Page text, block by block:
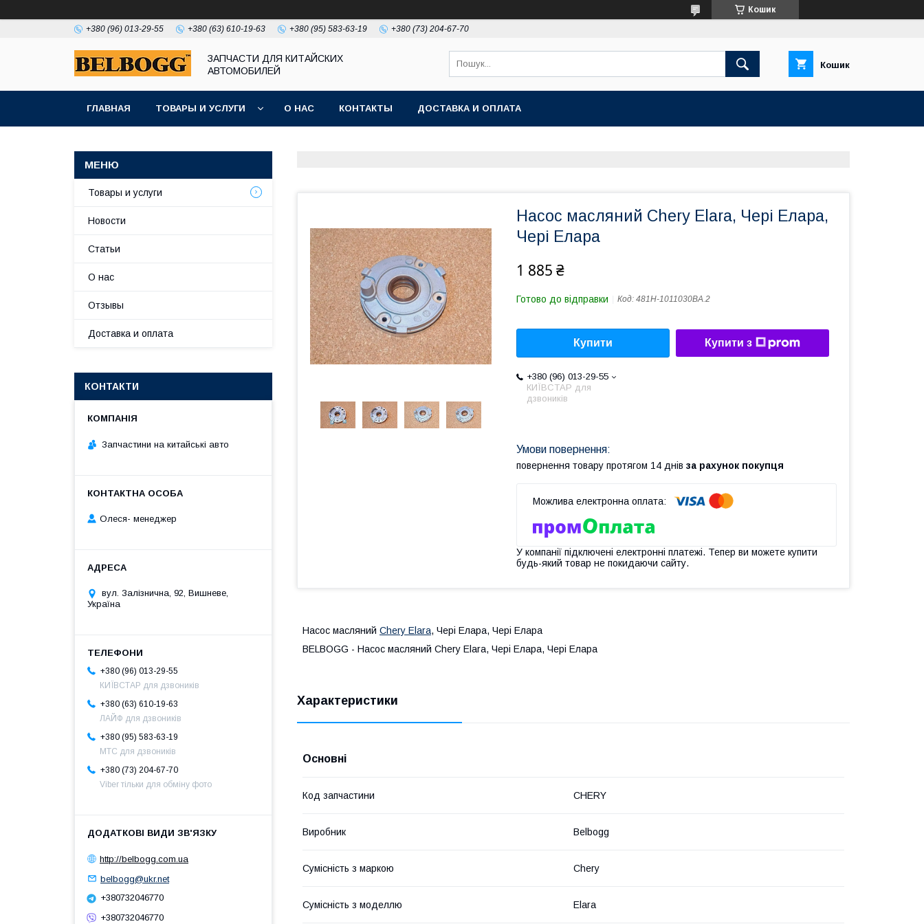
Кошик
+380 (96) 013-29-55 +380 (63) 610-19-63 +380 (95) 583-63-19 +380 (73) 204-67-70
ЗАПЧАСТИ ДЛЯ КИТАЙСКИХ
АВТОМОБИЛЕЙ
Кошик
ГЛАВНАЯ ТОВАРЫ И УСЛУГИ О НАС КОНТАКТЫ ДОСТАВКА И ОПЛАТА
Насос масляний Chery Elara, Чері Елара,
Чері Елара
1 885 ₴
Готово до відправки Код: 481H-1011030BA.2
Купити Купити з
+380 (96) 013-29-55
КИЇВСТАР для
дзвоників
повернення товару протягом 14 днів за рахунок покупця
У компанії підключені електронні платежі. Тепер ви можете купити
будь-який товар не покидаючи сайту.
Насос масляний Chery Elara, Чері Елара, Чері Елара
BELBOGG - Насос масляний Chery Elara, Чері Елара, Чері Елара
Характеристики
Основні
Код запчастини CHERY
Виробник Belbogg
Сумісність з маркою Chery
Сумісність з моделлю Elara
Товары и услуги
Новости
Статьи
О нас
Отзывы
Доставка и оплата
КОНТАКТИ
Запчастини на китайські авто
Олеся- менеджер
вул. Залізнична, 92, Вишневе,
Україна
+380 (96) 013-29-55
КИЇВСТАР для дзвоників
+380 (63) 610-19-63
ЛАЙФ для дзвоників
+380 (95) 583-63-19
МТС для дзвоників
+380 (73) 204-67-70
Viber тільки для обміну фото
http://belbogg.com.ua
belbogg@ukr.net
+380732046770
+380732046770